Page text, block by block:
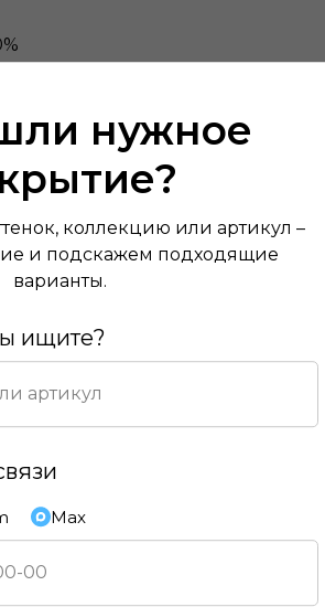
нужное
коллекцию или артикул –
и подскажем подходящие
варианты.
ищите?
Max